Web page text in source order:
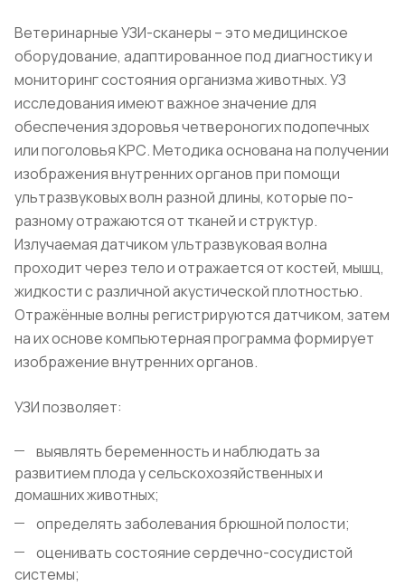
Ветеринарные УЗИ-сканеры – это медицинское
оборудование, адаптированное под диагностику и
мониторинг состояния организма животных. УЗ
исследования имеют важное значение для
обеспечения здоровья четвероногих подопечных
или поголовья КРС. Методика основана на получении
изображения внутренних органов при помощи
ультразвуковых волн разной длины, которые по-
разному отражаются от тканей и структур.
Излучаемая датчиком ультразвуковая волна
проходит через тело и отражается от костей, мышц,
жидкости с различной акустической плотностью.
Отражённые волны регистрируются датчиком, затем
на их основе компьютерная программа формирует
изображение внутренних органов.
УЗИ позволяет:
выявлять беременность и наблюдать за
развитием плода у сельскохозяйственных и
домашних животных;
определять заболевания брюшной полости;
оценивать состояние сердечно-сосудистой
системы;